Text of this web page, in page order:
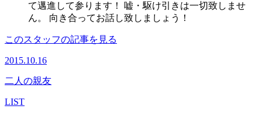
て邁進して参ります！ 嘘・駆け引きは一切致しませ
ん。 向き合ってお話し致しましょう！
このスタッフの記事を見る
2015.10.16
二人の親友
LIST